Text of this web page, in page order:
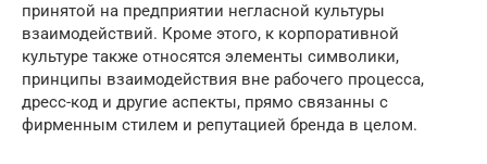
принятой на предприятии негласной культуры
взаимодействий. Кроме этого, к корпоративной
культуре также относятся элементы символики,
принципы взаимодействия вне рабочего процесса,
дресс-код и другие аспекты, прямо связанны с
фирменным стилем и репутацией бренда в целом.